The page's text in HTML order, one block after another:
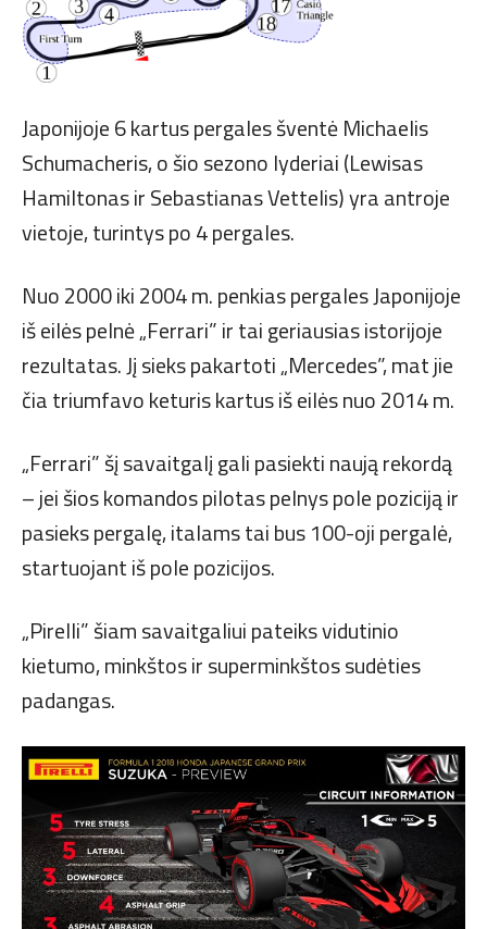
Japonijoje 6 kartus pergales šventė Michaelis
Schumacheris, o šio sezono lyderiai (Lewisas
Hamiltonas ir Sebastianas Vettelis) yra antroje
vietoje, turintys po 4 pergales.
Nuo 2000 iki 2004 m. penkias pergales Japonijoje
iš eilės pelnė „Ferrari” ir tai geriausias istorijoje
rezultatas. Jį sieks pakartoti „Mercedes”, mat jie
čia triumfavo keturis kartus iš eilės nuo 2014 m.
„Ferrari” šį savaitgalį gali pasiekti naują rekordą
– jei šios komandos pilotas pelnys pole poziciją ir
pasieks pergalę, italams tai bus 100-oji pergalė,
startuojant iš pole pozicijos.
„Pirelli” šiam savaitgaliui pateiks vidutinio
kietumo, minkštos ir superminkštos sudėties
padangas.